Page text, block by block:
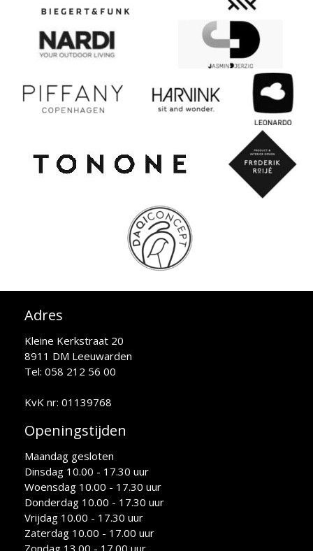
Adres
Kleine Kerkstraat 20
8911 DM Leeuwarden
Tel: 058 212 56 00
KvK nr: 01139768
Openingstijden
Maandag gesloten
Dinsdag 10.00 - 17.30 uur
Woensdag 10.00 - 17.30 uur
Donderdag 10.00 - 17.30 uur
Vrijdag 10.00 - 17.30 uur
Zaterdag 10.00 - 17.00 uur